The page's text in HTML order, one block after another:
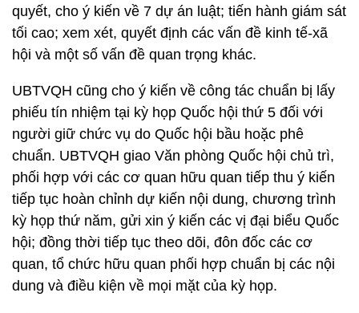
quyết, cho ý kiến về 7 dự án luật; tiến hành giám sát
tối cao; xem xét, quyết định các vấn đề kinh tế-xã
hội và một số vấn đề quan trọng khác.
UBTVQH cũng cho ý kiến về công tác chuẩn bị lấy
phiếu tín nhiệm tại kỳ họp Quốc hội thứ 5 đối với
người giữ chức vụ do Quốc hội bầu hoặc phê
chuẩn. UBTVQH giao Văn phòng Quốc hội chủ trì,
phối hợp với các cơ quan hữu quan tiếp thu ý kiến
tiếp tục hoàn chỉnh dự kiến nội dung, chương trình
kỳ họp thứ năm, gửi xin ý kiến các vị đại biểu Quốc
hội; đồng thời tiếp tục theo dõi, đôn đốc các cơ
quan, tổ chức hữu quan phối hợp chuẩn bị các nội
dung và điều kiện về mọi mặt của kỳ họp.